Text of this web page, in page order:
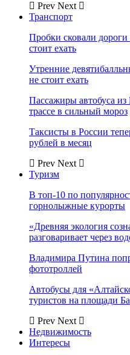
Prev Next
Транспорт
Пробки сковали дороги
стоит ехать
Утренние
не стоит ехать
Пассажиры автобуса из
трассе в сильный мороз
Таксисты в России
рублей в месяц
Prev Next
Туризм
В топ-10 по
горнолыжные курорты
«Древняя экология
разговаривает через
Владимира Путина
фототроллей
Автобусы для
туристов на площади
Prev Next
Недвижимость
Интересы